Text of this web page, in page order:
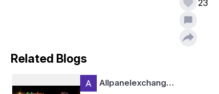
आज हमको ,भी सुना दो ,श्याम गीता ,का ज्ञान।।
23
Related Blogs
Allpanelexchang…